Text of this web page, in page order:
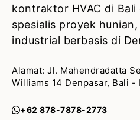
kontraktor HVAC di Bali
spesialis proyek
industrial berbasis di
Alamat: Jl. Mahendradatta
Williams 14 Denpasar, Bali -
+62 878-7878-2773